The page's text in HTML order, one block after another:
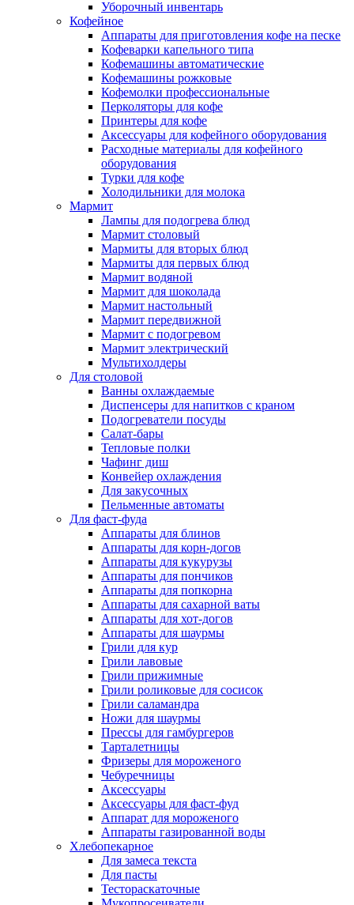
Уборочный инвентарь
Кофейное
Аппараты для приготовления кофе на песке
Кофеварки капельного типа
Кофемашины автоматические
Кофемашины рожковые
Кофемолки профессиональные
Перколяторы для кофе
Принтеры для кофе
Аксессуары для кофейного оборудования
Расходные материалы для кофейного
оборудования
Турки для кофе
Холодильники для молока
Мармит
Лампы для подогрева блюд
Мармит столовый
Мармиты для вторых блюд
Мармиты для первых блюд
Мармит водяной
Мармит для шоколада
Мармит настольный
Мармит передвижной
Мармит с подогревом
Мармит электрический
Мультихолдеры
Для столовой
Ванны охлаждаемые
Диспенсеры для напитков с краном
Подогреватели посуды
Салат-бары
Тепловые полки
Чафинг диш
Конвейер охлаждения
Для закусочных
Пельменные автоматы
Для фаст-фуда
Аппараты для блинов
Аппараты для корн-догов
Аппараты для кукурузы
Аппараты для пончиков
Аппараты для попкорна
Аппараты для сахарной ваты
Аппараты для хот-догов
Аппараты для шаурмы
Грили для кур
Грили лавовые
Грили прижимные
Грили роликовые для сосисок
Грили саламандра
Ножи для шаурмы
Прессы для гамбургеров
Тарталетницы
Фризеры для мороженого
Чебуречницы
Аксессуары
Аксессуары для фаст-фуд
Аппарат для мороженого
Аппараты газированной воды
Хлебопекарное
Для замеса текста
Для пасты
Тестораскаточные